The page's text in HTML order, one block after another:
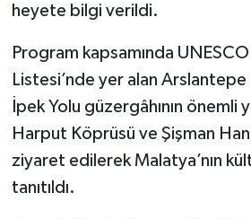
heyete bilgi verildi.
Program kapsamında
Listesi’nde yer alan
İpek Yolu güzergâhının önemli
Harput Köprüsü ve Şişman
ziyaret edilerek Malatya’nın
tanıtıldı.